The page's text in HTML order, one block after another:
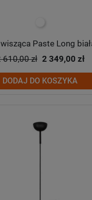
Paste Long
610,00 zł 2 349,00 zł
DODAJ DO KOSZYKA